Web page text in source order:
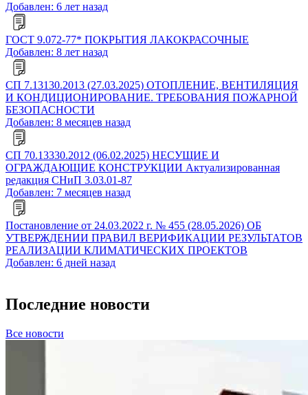
Добавлен: 6 лет назад
ГОСТ 9.072-77* ПОКРЫТИЯ ЛАКОКРАСОЧНЫЕ
Добавлен: 8 лет назад
СП 7.13130.2013 (27.03.2025) ОТОПЛЕНИЕ, ВЕНТИЛЯЦИЯ
И КОНДИЦИОНИРОВАНИЕ. ТРЕБОВАНИЯ ПОЖАРНОЙ
БЕЗОПАСНОСТИ
Добавлен: 8 месяцев назад
СП 70.13330.2012 (06.02.2025) НЕСУЩИЕ И
ОГРАЖДАЮЩИЕ КОНСТРУКЦИИ Актуализированная
редакция СНиП 3.03.01-87
Добавлен: 7 месяцев назад
Постановление от 24.03.2022 г. № 455 (28.05.2026) ОБ
УТВЕРЖДЕНИИ ПРАВИЛ ВЕРИФИКАЦИИ РЕЗУЛЬТАТОВ
РЕАЛИЗАЦИИ КЛИМАТИЧЕСКИХ ПРОЕКТОВ
Добавлен: 6 дней назад
Последние новости
Все новости